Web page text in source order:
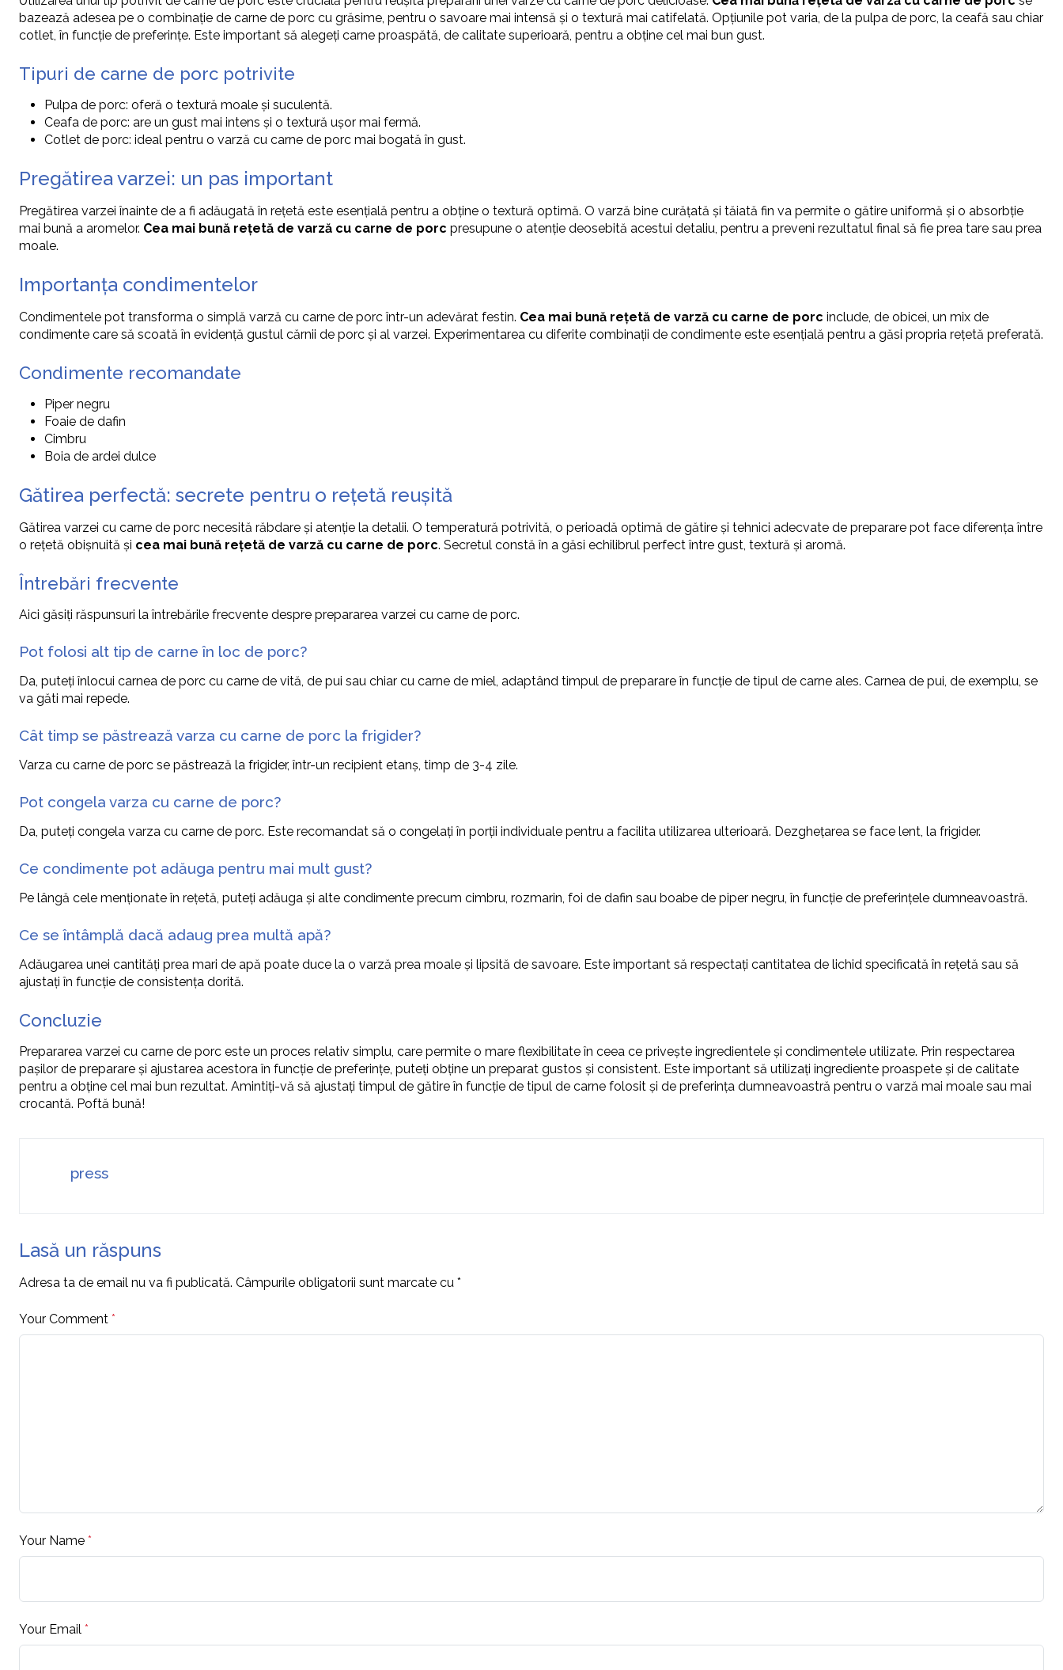
bazează adesea pe o combinație de carne de porc cu grăsime, pentru o savoare mai intensă și o textură mai catifelată. Opțiunile pot varia, de la pulpa de porc, la ceafă sau chiar
cotlet, în funcție de preferințe. Este important să alegeți carne proaspătă, de calitate superioară, pentru a obține cel mai bun gust.
Tipuri de carne de porc potrivite
Pulpa de porc: oferă o textură moale și suculentă.
Ceafa de porc: are un gust mai intens și o textură ușor mai fermă.
Cotlet de porc: ideal pentru o varză cu carne de porc mai bogată în gust.
Pregătirea varzei: un pas important
Pregătirea varzei înainte de a fi adăugată în rețetă este esențială pentru a obține o textură optimă. O varză bine curățată și tăiată fin va permite o gătire uniformă și o absorbție
mai bună a aromelor. Cea mai bună rețetă de varză cu carne de porc presupune o atenție deosebită acestui detaliu, pentru a preveni rezultatul final să fie prea tare sau prea
moale.
Importanța condimentelor
Condimentele pot transforma o simplă varză cu carne de porc într-un adevărat festin. Cea mai bună rețetă de varză cu carne de porc include, de obicei, un mix de
condimente care să scoată în evidență gustul cărnii de porc și al varzei. Experimentarea cu diferite combinații de condimente este esențială pentru a găsi propria rețetă preferată.
Condimente recomandate
Piper negru
Foaie de dafin
Cimbru
Boia de ardei dulce
Gătirea perfectă: secrete pentru o rețetă reușită
Gătirea varzei cu carne de porc necesită răbdare și atenție la detalii. O temperatură potrivită, o perioadă optimă de gătire și tehnici adecvate de preparare pot face diferența între
o rețetă obișnuită și cea mai bună rețetă de varză cu carne de porc. Secretul constă în a găsi echilibrul perfect între gust, textură și aromă.
Întrebări frecvente
Aici găsiți răspunsuri la întrebările frecvente despre prepararea varzei cu carne de porc.
Pot folosi alt tip de carne în loc de porc?
Da, puteți înlocui carnea de porc cu carne de vită, de pui sau chiar cu carne de miel, adaptând timpul de preparare în funcție de tipul de carne ales. Carnea de pui, de exemplu, se
va găti mai repede.
Cât timp se păstrează varza cu carne de porc la frigider?
Varza cu carne de porc se păstrează la frigider, într-un recipient etanș, timp de 3-4 zile.
Pot congela varza cu carne de porc?
Da, puteți congela varza cu carne de porc. Este recomandat să o congelați în porții individuale pentru a facilita utilizarea ulterioară. Dezghețarea se face lent, la frigider.
Ce condimente pot adăuga pentru mai mult gust?
Pe lângă cele menționate în rețetă, puteți adăuga și alte condimente precum cimbru, rozmarin, foi de dafin sau boabe de piper negru, în funcție de preferințele dumneavoastră.
Ce se întâmplă dacă adaug prea multă apă?
Adăugarea unei cantități prea mari de apă poate duce la o varză prea moale și lipsită de savoare. Este important să respectați cantitatea de lichid specificată în rețetă sau să
ajustați în funcție de consistența dorită.
Concluzie
Prepararea varzei cu carne de porc este un proces relativ simplu, care permite o mare flexibilitate în ceea ce privește ingredientele și condimentele utilizate. Prin respectarea
pașilor de preparare și ajustarea acestora în funcție de preferințe, puteți obține un preparat gustos și consistent. Este important să utilizați ingrediente proaspete și de calitate
pentru a obține cel mai bun rezultat. Amintiți-vă să ajustați timpul de gătire în funcție de tipul de carne folosit și de preferința dumneavoastră pentru o varză mai moale sau mai
crocantă. Poftă bună!
press
Lasă un răspuns
Adresa ta de email nu va fi publicată. Câmpurile obligatorii sunt marcate cu *
Your Comment *
Your Name *
Your Email *